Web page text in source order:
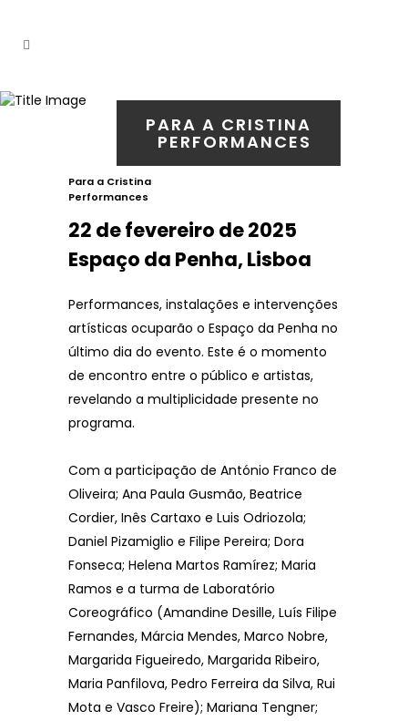
PARA A CRISTINA
PERFORMANCES
Para a Cristina
Performances
22 de fevereiro de 2025
Espaço da Penha, Lisboa
Performances, instalações e intervenções
artísticas ocuparão o Espaço da Penha no
último dia do evento. Este é o momento
de encontro entre o público e artistas,
revelando a multiplicidade presente no
programa.
Com a participação de António Franco de
Oliveira; Ana Paula Gusmão, Beatrice
Cordier, Inês Cartaxo e Luis Odriozola;
Daniel Pizamiglio e Filipe Pereira; Dora
Fonseca; Helena Martos Ramírez; Maria
Ramos e a turma de Laboratório
Coreográfico (Amandine Desille, Luís Filipe
Fernandes, Márcia Mendes, Marco Nobre,
Margarida Figueiredo, Margarida Ribeiro,
Maria Panfilova, Pedro Ferreira da Silva, Rui
Mota e Vasco Freire); Mariana Tengner;